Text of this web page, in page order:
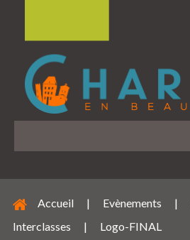
Accueil | Evènements |
Interclasses
| Logo-FINAL